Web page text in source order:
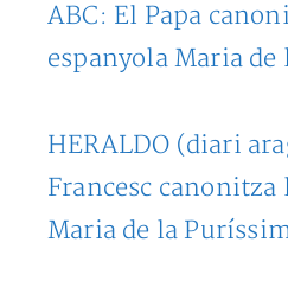
ABC: El Papa
espanyola Maria
HERALDO (diari
Francesc canonitza
Maria de la